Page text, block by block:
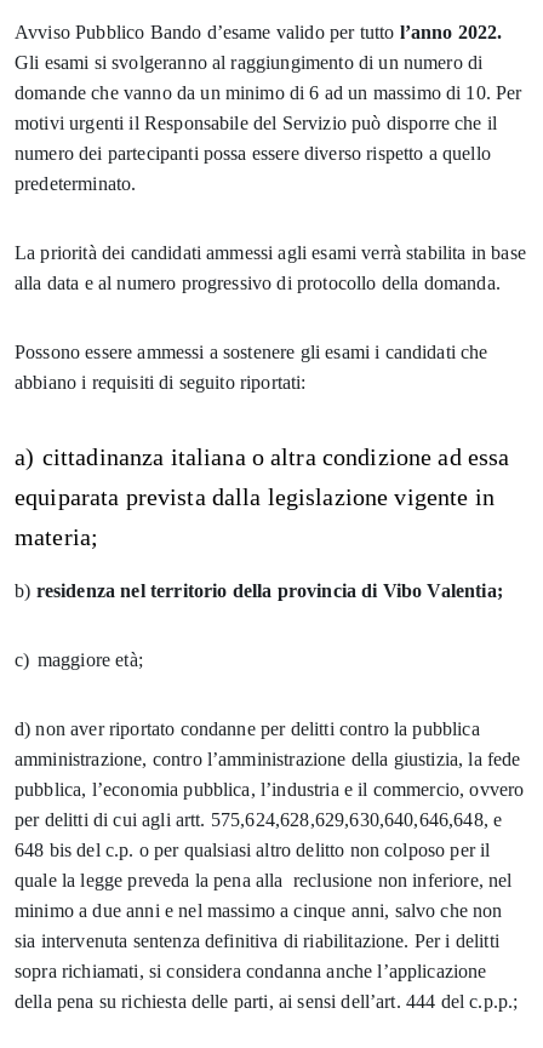
Avviso Pubblico Bando d’esame valido per tutto l’anno 2022.
Gli esami si svolgeranno al raggiungimento di un numero di
domande che vanno da un minimo di 6 ad un massimo di 10. Per
motivi urgenti il Responsabile del Serviziopuò disporre che il
numero dei partecipanti possa essere diverso rispetto a quello
predeterminato.
La priorità dei candidati ammessi agli esami verrà stabilita in base
alla data e al numero progressivo di protocollo della domanda.
Possono essere ammessi a sostenere gli esami i candidati che
abbiano i requisiti di seguito riportati:
a) cittadinanza italiana o altra condizione ad essa
equiparata prevista dalla legislazione vigente in
materia;
b) residenza nel territorio della provincia di Vibo Valentia;
c) maggiore età;
d) non aver riportato condanne per delitti contro la pubblica
amministrazione, contro l’amministrazione della giustizia, la fede
pubblica, l’economia pubblica, l’industria e il commercio, ovvero
per delitti di cui agli artt. 575,624,628,629,630,640,646,648, e
648 bis del c.p. o per qualsiasi altro delitto non colposo per il
quale la legge preveda la pena alla reclusione non inferiore, nel
minimo a due anni e nel massimo a cinque anni, salvo che non
sia intervenuta sentenza definitiva di riabilitazione. Per i delitti
sopra richiamati, si considera condanna anche l’applicazione
della pena su richiesta delle parti, ai sensi dell’art. 444 del c.p.p.;